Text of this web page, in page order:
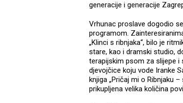
generacije i generacije
Vrhunac proslave dogodio
programom.
„Klinci s ribnjaka“, bilo je
stare, kao i dramski studio,
terapijskim psom za slijepe
djevojčice koju vode Iranke
knjiga „Pričaj mi o Ribnjaku
prikupljena velika količina